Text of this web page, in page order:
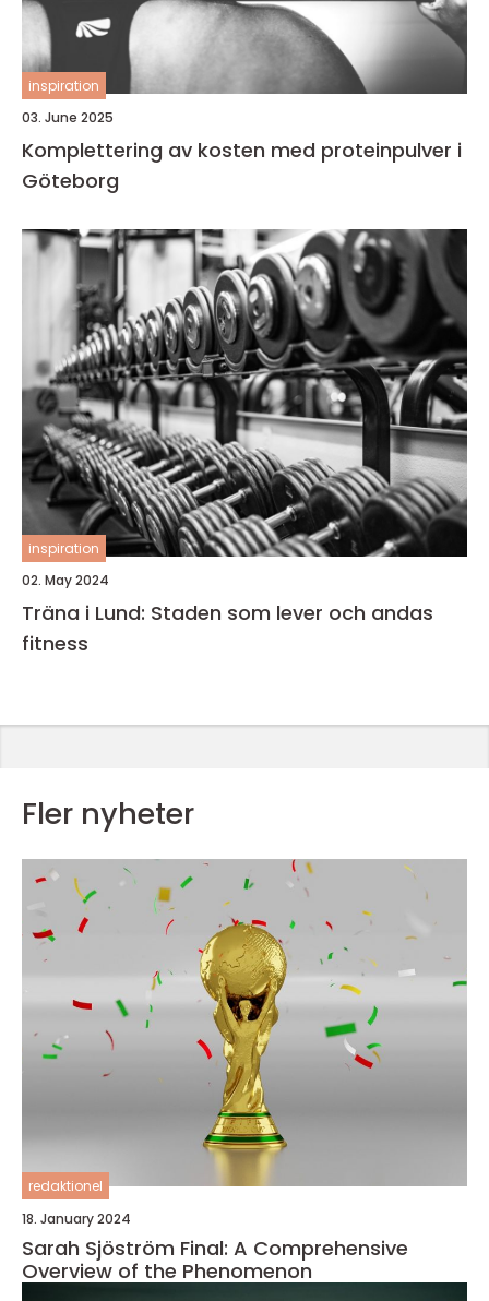
inspiration
03. June 2025
Komplettering av kosten med proteinpulver i
Göteborg
inspiration
02. May 2024
Träna i Lund: Staden som lever och andas
fitness
Fler nyheter
redaktionel
18. January 2024
Sarah Sjöström Final: A Comprehensive
Overview of the Phenomenon